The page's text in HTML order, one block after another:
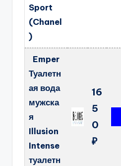
Sport
(Chanel
)
Emper
Туалетн
ая вода
мужска
я
Illusion
Intense
туалетн
16
5
0
₽